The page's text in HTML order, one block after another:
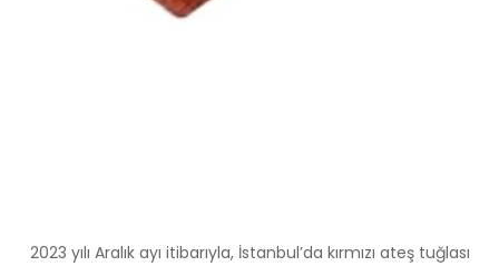
2023 yılı Aralık ayı itibarıyla, İstanbul’da kırmızı ateş tuğlası